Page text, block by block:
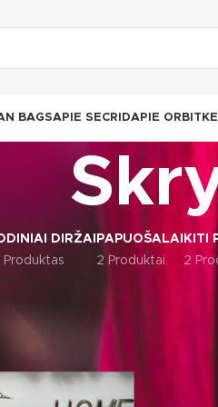
BAGSAPIE SECRIDAPIE
DIRŽAI
Produktas
PAPUOŠALAI
2 Produktai
KITI
2
Skrybėlės